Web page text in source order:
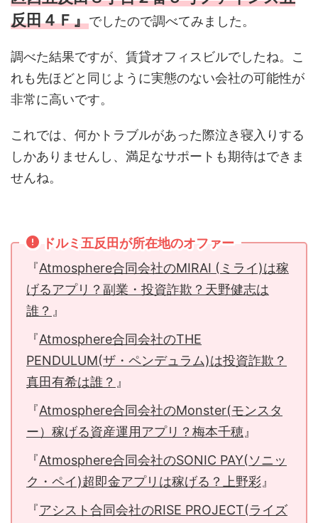
反田４Ｆ』でしたので調べてみました。
調べた結果ですが、賃貸オフィスビルでしたね。こ
れも先ほどと同じように実態のない会社の可能性が
非常に高いです。
これでは、何かトラブルがあった際泣き寝入りする
しかありませんし、満足なサポートも期待はできま
せんね。
ドルミ五反田が所在地のオファー
『Atmosphere合同会社のMIRAI (ミライ)は稼
げるアプリ？副業・投資詐欺？天野健志は
誰？ 』
『Atmosphere合同会社のTHE
PENDULUM(ザ・ペンデュラム)は投資詐欺？
真田有希は誰？ 』
『Atmosphere合同会社のMonster(モンスタ
ー）稼げる資産運用アプリ？梅本千穂』
『Atmosphere合同会社のSONIC PAY(ソニッ
ク・ペイ)超即金アプリは稼げる？上野彩』
『アシスト合同会社のRISE PROJECT(ライズ